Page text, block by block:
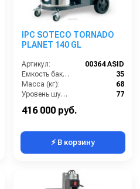
IPC SOTECO TORNADO
PLANET 140 GL
Артикул:
00364 ASID
Емкость бака для мусора (л):
35
Масса (кг):
68
Уровень шума (дБ):
77
416 000 руб.
⚡ В корзину